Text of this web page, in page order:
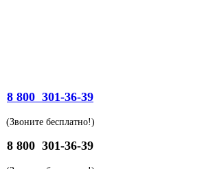
8 800 301-36-39
(Звоните бесплатно!)
8 800 301-36-39